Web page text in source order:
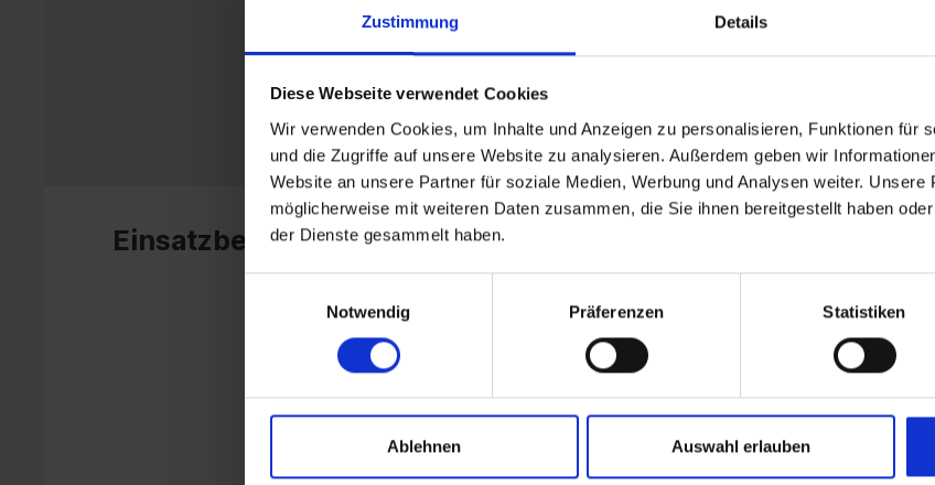
Zustimmung Details
Diese Webseite verwendet Cookies
Wir verwenden Cookies, um Inhalte und Anzeigen zu personalisieren, Funktionen für
und die Zugriffe auf unsere Website zu analysieren. Außerdem geben wir
Website an unsere Partner für soziale Medien, Werbung und Analysen weiter. Unsere
möglicherweise mit weiteren Daten zusammen, die Sie ihnen bereitgestellt haben
der Dienste gesammelt haben.
Notwendig
Präferenzen Statistiken
Ablehnen Auswahl erlauben
Volle Kontrolle: Behalten Sie die
Zertifizierungskonform: Ideal für
Einsatzbereiche für
für technische